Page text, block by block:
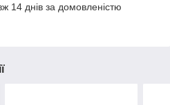
14 днів за домовленістю